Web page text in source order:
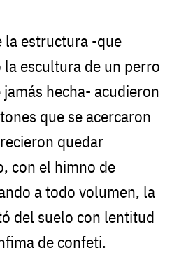
la estructura -que
la escultura de un perro
hecha- acudieron
que se acercaron
quedar
con el himno de
a todo volumen, la
del suelo con lentitud
de confeti.